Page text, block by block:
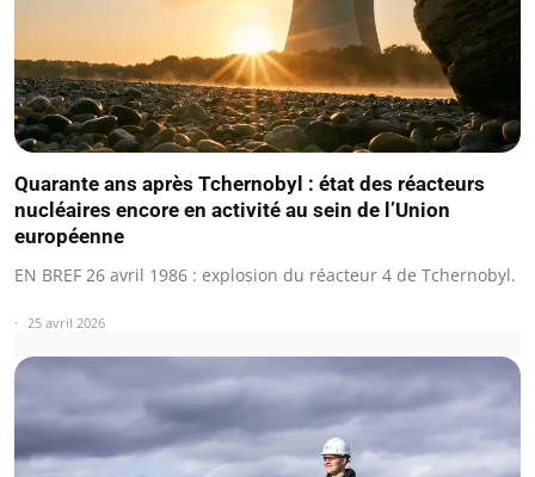
Quarante ans après Tchernobyl : état des réacteurs
nucléaires encore en activité au sein de l’Union
européenne
EN BREF 26 avril 1986 : explosion du réacteur 4 de Tchernobyl.
25 avril 2026